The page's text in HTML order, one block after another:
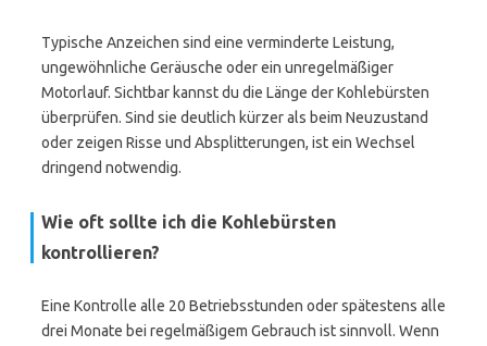
Typische Anzeichen sind eine verminderte Leistung,
ungewöhnliche Geräusche oder ein unregelmäßiger
Motorlauf. Sichtbar kannst du die Länge der Kohlebürsten
überprüfen. Sind sie deutlich kürzer als beim Neuzustand
oder zeigen Risse und Absplitterungen, ist ein Wechsel
dringend notwendig.
Wie oft sollte ich die Kohlebürsten
kontrollieren?
Eine Kontrolle alle 20 Betriebsstunden oder spätestens alle
drei Monate bei regelmäßigem Gebrauch ist sinnvoll. Wenn